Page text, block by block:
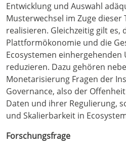
Entwicklung und Auswahl
Musterwechsel im Zuge
realisieren. Gleichzeitig gilt
Plattformökonomie und die
Ecosystemen einhergehenden
reduzieren. Dazu gehören
Monetarisierung Fragen der
Governance, also der
Daten und ihrer Regulierung,
und Skalierbarkeit in
Forschungsfrage